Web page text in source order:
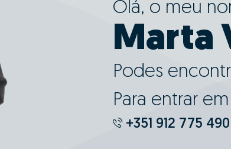
Olá, o meu
Marta
Podes
Para entrar
+351 912 775 490